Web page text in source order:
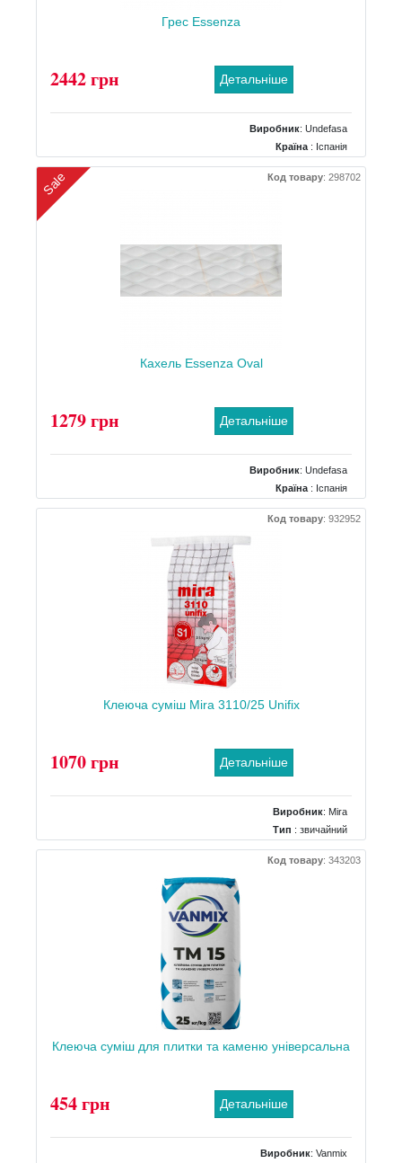
Грес Essenza
2442 грн Детальніше
Виробник: Undefasa
Країна : Іспанія
Поверхня: Матова
Колір: Білий
Sale Код товару: 298702
Кахель Essenza Oval
1279 грн Детальніше
Виробник: Undefasa
Країна : Іспанія
Поверхня: Матова, Рельєфна
Колір: Білий
Код товару: 932952
Клеюча суміш Mira 3110/25 Unifix
1070 грн Детальніше
Виробник: Mira
Тип : звичайний
Вага: 25 кг
Код товару: 343203
Клеюча суміш для плитки та каменю універсальна
454 грн Детальніше
Виробник: Vanmix